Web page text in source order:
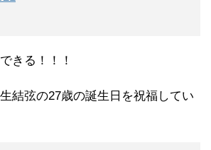
きる！！！
結弦の27歳の誕生日を祝福してい